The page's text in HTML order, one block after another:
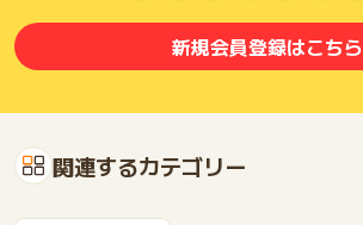
新規会員登録はこちら
関連するカテゴリー